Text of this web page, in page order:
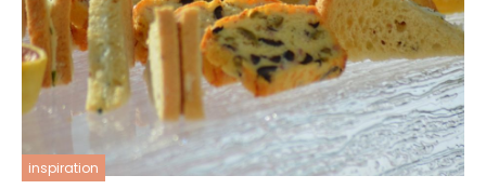
inspiration